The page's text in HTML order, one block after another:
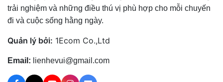
trải nghiệm và những điều thú vị phù hợp cho mỗi chuyến
đi và cuộc sống hằng ngày.
Quản lý bởi: 1Ecom Co.,Ltd
Email: lienhevui@gmail.com